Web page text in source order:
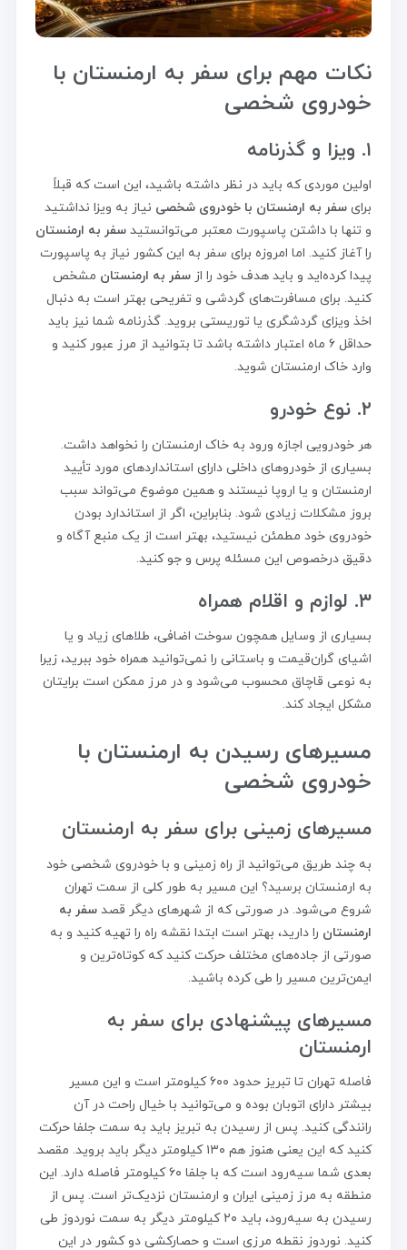
نکات مهم برای سفر به ارمنستان با
خودروی شخصی
۱. ویزا و گذرنامه
اولین موردی که باید در نظر داشته باشید، این است که قبلاً
برای سفر به ارمنستان با خودروی شخصی نیاز به ویزا نداشتید
و تنها با داشتن پاسپورت معتبر می‌توانستید سفر به ارمنستان
را آغاز کنید. اما امروزه برای سفر به این کشور نیاز به پاسپورت
پیدا کرده‌اید و باید هدف خود را از سفر به ارمنستان مشخص
کنید. برای مسافرت‌های گردشی و تفریحی بهتر است به دنبال
اخذ ویزای گردشگری یا توریستی بروید. گذرنامه شما نیز باید
حداقل ۶ ماه اعتبار داشته باشد تا بتوانید از مرز عبور کنید و
وارد خاک ارمنستان شوید.
۲. نوع خودرو
هر خودرویی اجازه ورود به خاک ارمنستان را نخواهد داشت.
بسیاری از خودروهای داخلی دارای استانداردهای مورد تأیید
ارمنستان و یا اروپا نیستند و همین موضوع می‌تواند سبب
بروز مشکلات زیادی شود. بنابراین، اگر از استاندارد بودن
خودروی خود مطمئن نیستید، بهتر است از یک منبع آگاه و
دقیق درخصوص این مسئله پرس و جو کنید.
۳. لوازم و اقلام همراه
بسیاری از وسایل همچون سوخت اضافی، طلاهای زیاد و یا
اشیای گران‌قیمت و باستانی را نمی‌توانید همراه خود ببرید، زیرا
به نوعی قاچاق محسوب می‌شود و در مرز ممکن است برایتان
مشکل ایجاد کند.
مسیرهای رسیدن به ارمنستان با
خودروی شخصی
مسیرهای زمینی برای سفر به ارمنستان
به چند طریق می‌توانید از راه زمینی و با خودروی شخصی خود
به ارمنستان برسید؟ این مسیر به طور کلی از سمت تهران
شروع می‌شود. در صورتی که از شهرهای دیگر قصد سفر به
ارمنستان را دارید، بهتر است ابتدا نقشه راه را تهیه کنید و به
صورتی از جاده‌های مختلف حرکت کنید که کوتاه‌ترین و
ایمن‌ترین مسیر را طی کرده باشید.
مسیرهای پیشنهادی برای سفر به
ارمنستان
فاصله تهران تا تبریز حدود ۶۰۰ کیلومتر است و این مسیر
بیشتر دارای اتوبان بوده و می‌توانید با خیال راحت در آن
رانندگی کنید. پس از رسیدن به تبریز باید به سمت جلفا حرکت
کنید که این یعنی هنوز هم ۱۳۰ کیلومتر دیگر باید بروید. مقصد
بعدی شما سیه‌رود است که با جلفا ۶۰ کیلومتر فاصله دارد. این
منطقه به مرز زمینی ایران و ارمنستان نزدیک‌تر است. پس از
رسیدن به سیه‌رود، باید ۲۰ کیلومتر دیگر به سمت نوردوز طی
کنید. نوردوز نقطه مرزی است و حصارکشی دو کشور در این